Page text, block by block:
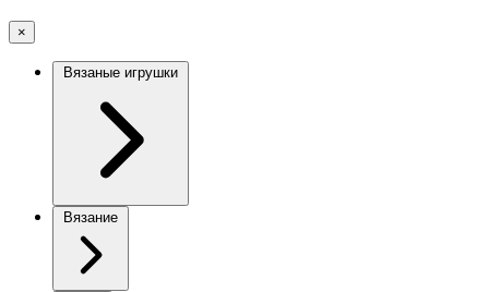
×
Вязаные игрушки
Вязание